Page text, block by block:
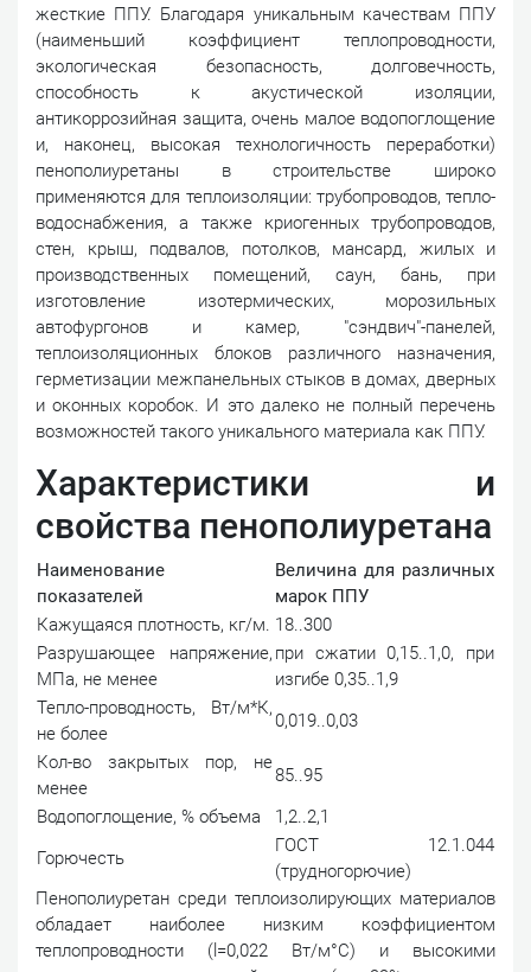
жесткие ППУ. Благодаря уникальным качествам ППУ
(наименьший коэффициент теплопроводности,
экологическая безопасность, долговечность,
способность к акустической изоляции,
антикоррозийная защита, очень малое водопоглощение
и, наконец, высокая технологичность переработки)
пенополиуретаны в строительстве широко
применяются для теплоизоляции: трубопроводов, тепло-
водоснабжения, а также криогенных трубопроводов,
стен, крыш, подвалов, потолков, мансард, жилых и
производственных помещений, саун, бань, при
изготовление изотермических, морозильных
автофургонов и камер, "сэндвич"-панелей,
теплоизоляционных блоков различного назначения,
герметизации межпанельных стыков в домах, дверных
и оконных коробок. И это далеко не полный перечень
возможностей такого уникального материала как ППУ.
Характеристики и
свойства пенополиуретана
Наименование
показателей
Величина для различных
марок ППУ
Кажущаяся плотность, кг/м. 18..300
Разрушающее напряжение,
МПа, не менее
при сжатии 0,15..1,0, при
изгибе 0,35..1,9
Тепло-проводность, Вт/м*К,
не более
0,019..0,03
Кол-во закрытых пор, не
менее
85..95
Водопоглощение, % объема
1,2..2,1
Горючесть
ГОСТ 12.1.044
(трудногорючие)
Пенополиуретан среди теплоизолирующих материалов
обладает наиболее низким коэффициентом
теплопроводности (l=0,022 Вт/м°С) и высокими